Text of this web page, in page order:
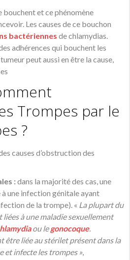
bouchent et ce phénomène
Les causes de ce bouchon
bactériennes de chlamydias.
adhérences qui bouchent les
peut aussi en être la cause,
Trompes par le
?
causes d’obstruction des
:dans la majorité des cas, une
une infection génitale ayant
de la trompe). « La plupart du
liées à une maladie sexuellement
ou legonocoque.
être liée au stérilet présent dans la
et infecte les trompes »,